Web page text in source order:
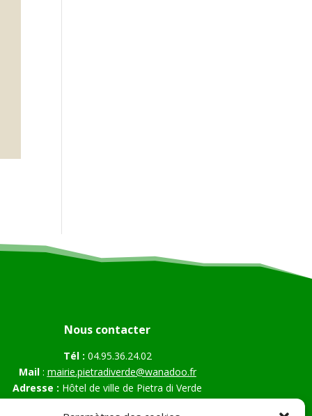
Nous contacter
Tél : 04.95.36.24.02
Mail: mairie.pietradiverde@wanadoo.fr
Adresse : Hôtel de ville de Pietra di Verde